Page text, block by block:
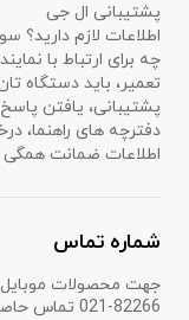
پشتیبانی ال جی
اطلاعات لازم دارید؟
چه برای ارتباط با
تعمیر، باید دستگاه
پشتیبانی، یافتن
دفترچه های راهنما،
اطلاعات ضمانت
شماره تماس
جهت محصولات موبایل
82266-021 تماس حاصل فرمایید.